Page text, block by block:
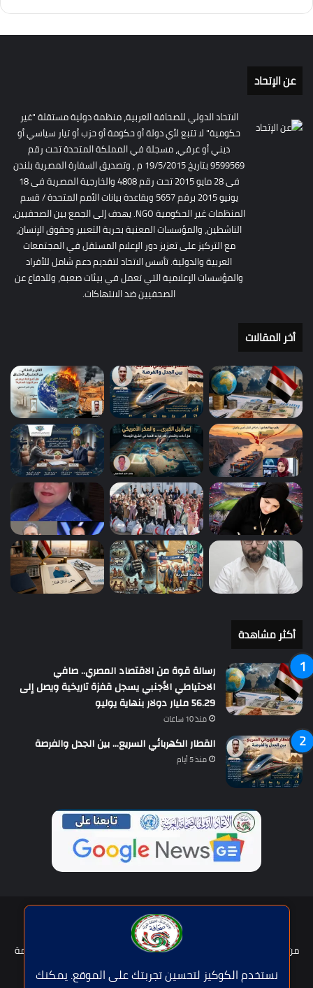
نستخدم الكوكيز لتحسين تجربتك على الموقع. يمكنك
عن الإتحاد
الاتحاد الدولي للصحافة العربية، منظمة دولية مستقلة "غير
حكومية" لا تتبع لأي دولة أو حكومة أو حزب أو تيار سياسي أو
ديني أو عرقي، مسجلة في المملكة المتحدة تحت رقم
9599569 بتاريخ 19/5/2015 م , وتصديق السفارة المصرية بلندن
فى 28 مايو 2015 تحت رقم 4808 والخارجية المصرية فى 18
يونيو 2015 برقم 5657 وبقاعدة بيانات الأمم المتحدة / قسم
المنظمات غير الحكومية NGO. يهدف إلى الجمع بين الصحفيين،
الناشطين، والمؤسسات المعنية بحرية التعبير وحقوق الإنسان،
مع التركيز على تعزيز دور الإعلام المستقل في المجتمعات
العربية والدولية. تأسس الاتحاد لتقديم دعم شامل للأفراد
والمؤسسات الإعلامية التي تعمل في بيئات صعبة، وللدفاع عن
الصحفيين ضد الانتهاكات.
أخر المقالات
أكثر مشاهدة
رسالة قوة من الاقتصاد المصري.. صافي
الاحتياطي الأجنبي يسجل قفزة تاريخية ويصل إلى
56.29 مليار دولار بنهاية يوليو
منذ 10 ساعات
القطار الكهربائي السريع… بين الجدل والفرصة
منذ 5 أيام
حقوق النشر © | جميع الحقوق محفوظة للاتحاد الدولى للصحافة العربية
2026
من نحن؟
عضوية الإتحاد سياسة الخصوصية
شروط الخدمة
اتصل بنا